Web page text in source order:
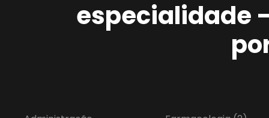
especialidade